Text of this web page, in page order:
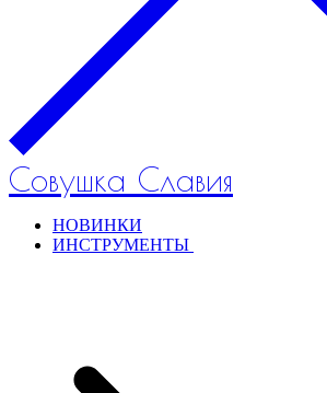
Совушка Славия
НОВИНКИ
ИНСТРУМЕНТЫ